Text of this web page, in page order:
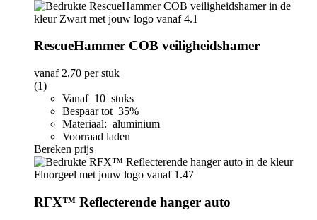
RescueHammer COB veiligheidshamer
vanaf 2,70 per stuk
(1)
Vanaf 10 stuks
Bespaar tot 35%
Materiaal: aluminium
Voorraad laden
Bereken prijs
RFX™ Reflecterende hanger auto